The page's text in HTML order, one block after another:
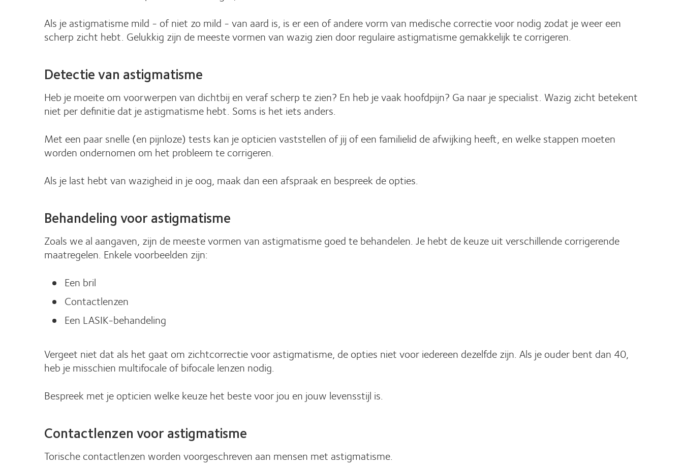
Als je astigmatisme mild - of niet zo mild - van aard is, is er een of andere vorm van medische correctie voor nodig zodat je weer een
scherp zicht hebt. Gelukkig zijn de meeste vormen van wazig zien door regulaire astigmatisme gemakkelijk te corrigeren.
Detectie van astigmatisme
Heb je moeite om voorwerpen van dichtbij en veraf scherp te zien? En heb je vaak hoofdpijn? Ga naar je specialist. Wazig zicht betekent
niet per definitie dat je astigmatisme hebt. Soms is het iets anders.
Met een paar snelle (en pijnloze) tests kan je opticien vaststellen of jij of een familielid de afwijking heeft, en welke stappen moeten
worden ondernomen om het probleem te corrigeren.
Als je last hebt van wazigheid in je oog, maak dan een afspraak en bespreek de opties.
Behandeling voor astigmatisme
Zoals we al aangaven, zijn de meeste vormen van astigmatisme goed te behandelen. Je hebt de keuze uit verschillende corrigerende
maatregelen. Enkele voorbeelden zijn:
Een bril
Contactlenzen
Een LASIK-behandeling
Vergeet niet dat als het gaat om zichtcorrectie voor astigmatisme, de opties niet voor iedereen dezelfde zijn. Als je ouder bent dan 40,
heb je misschien multifocale of bifocale lenzen nodig.
Bespreek met je opticien welke keuze het beste voor jou en jouw levensstijl is.
Contactlenzen voor astigmatisme
Torische contactlenzen worden voorgeschreven aan mensen met astigmatisme.